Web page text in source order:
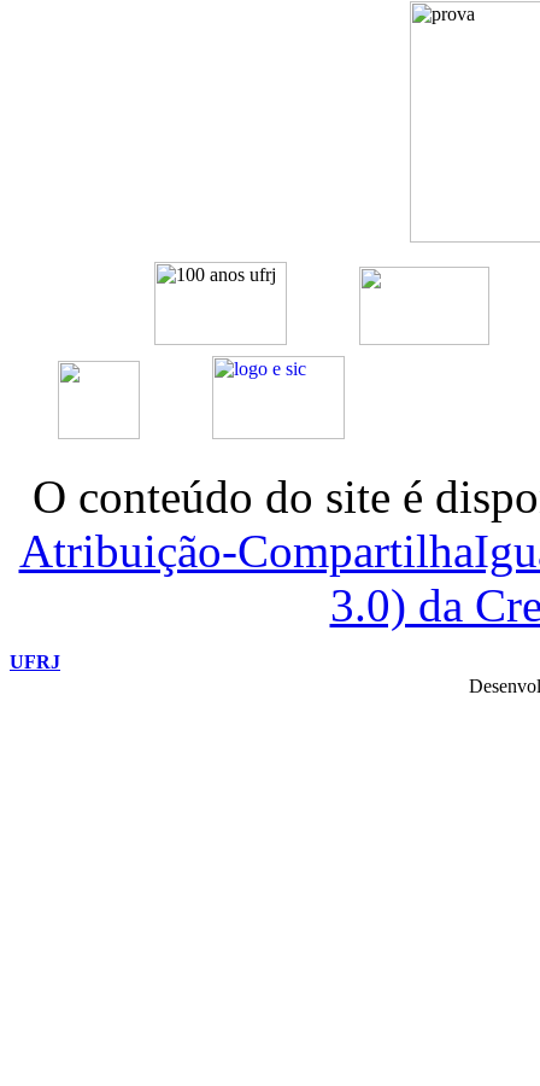
O conteúdo do site é
Atribuição-
3.0) da
UFRJ